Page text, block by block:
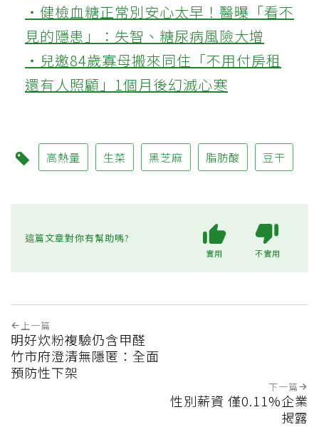
‧健檢血糖正常別安心太早！醫曝「看不
見的隱患」：失智、糖尿病風險大增
‧兒邀84歲寡母搬來同住「不用付房租
還有人照顧」1個月後幻滅心寒
高熱量 生菜 黑芝麻 脂肪酸 豆干
這篇文章對你有幫助嗎?
實用 不實用
上一篇
明好炊粉複驗仍含甲醛
竹市府澄清無隱匿：全面
預防性下架
下一篇
性別薪資 僅0.11%企業
揭露